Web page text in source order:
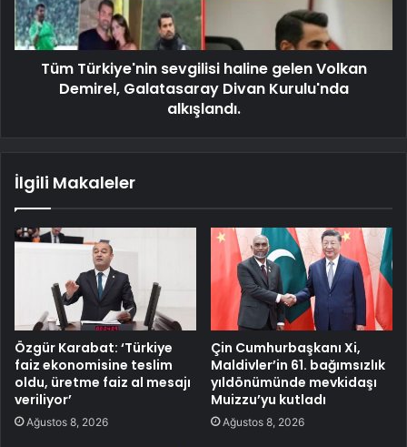
Tüm Türkiye'nin sevgilisi haline gelen Volkan
Demirel, Galatasaray Divan Kurulu'nda
alkışlandı.
İlgili Makaleler
Özgür Karabat: ‘Türkiye
faiz ekonomisine teslim
oldu, üretme faiz al mesajı
veriliyor’
Ağustos 8, 2026
Çin Cumhurbaşkanı Xi,
Maldivler’in 61. bağımsızlık
yıldönümünde mevkidaşı
Muizzu’yu kutladı
Ağustos 8, 2026